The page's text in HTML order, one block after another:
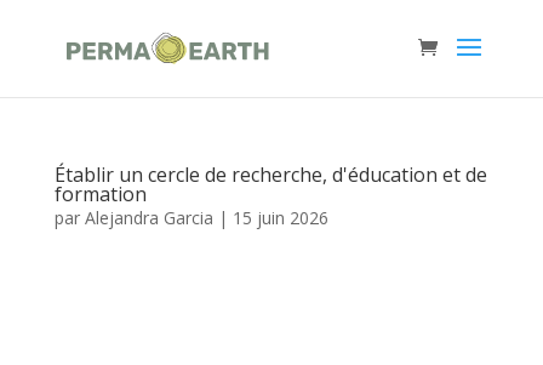
Établir un cercle de recherche, d'éducation et de
formation
par Alejandra Garcia | 15 juin 2026